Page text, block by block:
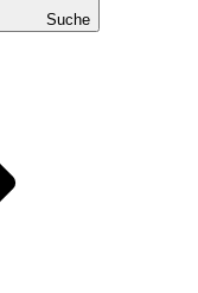
Suche